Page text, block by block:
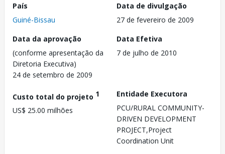
País
Guiné-Bissau
Data de divulgação
27 de fevereiro de 2009
Data da aprovação
(conforme apresentação da
Diretoria Executiva)
24 de setembro de 2009
Data Efetiva
7 de julho de 2010
Custo total do projeto 1
US$ 25.00 milhões
Entidade Executora
PCU/RURAL COMMUNITY-
DRIVEN DEVELOPMENT
PROJECT,Project
Coordination Unit